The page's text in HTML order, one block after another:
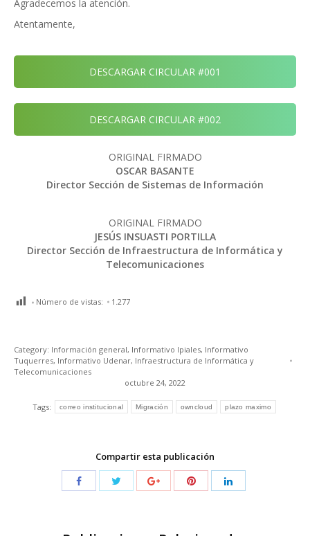
Agradecemos la atención.
Atentamente,
DESCARGAR CIRCULAR #001
DESCARGAR CIRCULAR #002
ORIGINAL FIRMADO
OSCAR BASANTE
Director Sección de Sistemas de Información
ORIGINAL FIRMADO
JESÚS INSUASTI PORTILLA
Director Sección de Infraestructura de Informática y
Telecomunicaciones
Número de vistas: 1.277
Category: Información general, Informativo Ipiales, Informativo
Tuquerres, Informativo Udenar, Infraestructura de Informática y
Telecomunicaciones
octubre 24, 2022
Tags: correo institucional Migración owncloud plazo maximo
Compartir esta publicación